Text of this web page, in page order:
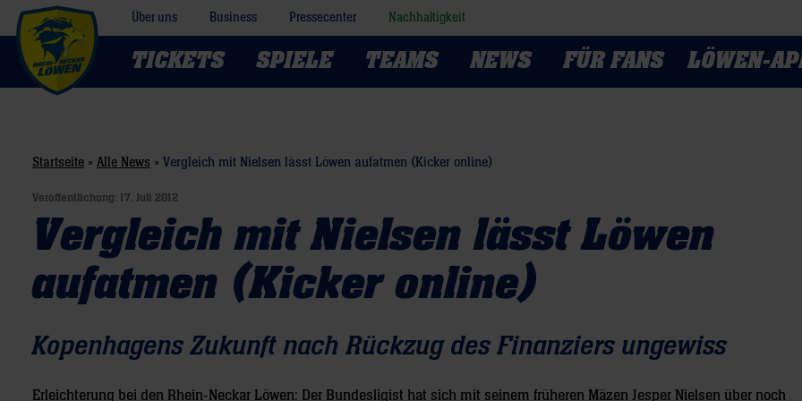
Über uns Business Pressecenter Nachhaltigkeit
TICKETS SPIELE TEAMS NEWS FÜR FANS LÖWEN-
Startseite » Alle News » Vergleich mit Nielsen lässt Löwen aufatmen (Kicker online)
Veröffentlichung: 17. Juli 2012
Vergleich mit Nielsen lässt Löwen
aufatmen (Kicker online)
Kopenhagens Zukunft nach Rückzug des Finanziers ungewiss
Erleichterung bei den Rhein-Neckar Löwen: Der Bundesligist hat sich mit seinem früheren Mäzen Jesper Nielsen über noch